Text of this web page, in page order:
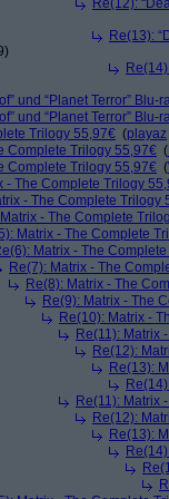
Re(12):
Re(13):
und “Planet Terror”
und “Planet Terror”
Trilogy 55,97€ (playaz
Complete Trilogy 55,97€ (
Complete Trilogy 55,97€ (
- The Complete Trilogy
- The Complete Trilogy
- The Complete
Matrix - The Complete
Matrix - The
Re(7): Matrix - The
Re(8): Matrix - The
Re(9): Matrix - The
Re(10): Matrix -
Re(11): Matrix
Re(12):
Re(13):
Re(11): Matrix
Re(12):
Re(13):